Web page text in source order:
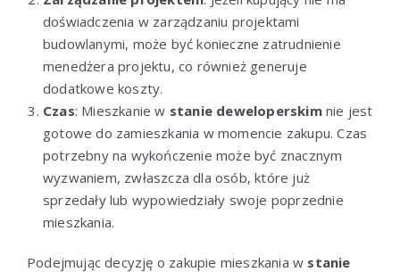
doświadczenia w zarządzaniu projektami
budowlanymi, może być konieczne zatrudnienie
menedżera projektu, co również generuje
dodatkowe koszty.
Czas: Mieszkanie w stanie deweloperskimnie jest
gotowe do zamieszkania w momencie zakupu. Czas
potrzebny na wykończenie może być znacznym
wyzwaniem, zwłaszcza dla osób, które już
sprzedały lub wypowiedziały swoje poprzednie
mieszkania.
Podejmując decyzję o zakupie mieszkania w stanie